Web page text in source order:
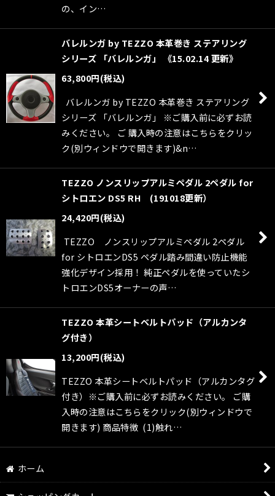
の、イン…
バレルンガ by TEZZO 本革巻き ステアリング
シリーズ 「バレルンガ」 《15.02.14 更新》
63,800円(税込)
バレルンガ by TEZZO 本革巻き ステアリング
シリーズ 「バレルンガ」 ※ご購入前に必ずお読
みください。 ご 購入時の注意はこちらをクリッ
ク(別ウィンドウで開きます)&n…
TEZZO ノンスリップアルミペダル 2ペダル for
シトロエン DS5 RH (191018更新）
24,420円(税込)
TEZZO ノンスリップアルミペダル 2ペダル
for シトロエンDS5 ペダル踏み間違い防止機能
強化デザイン採用！ 純正ペダルを使っていたシ
トロエンDS5オーナーの声…
TEZZO 本革シートベルトパッド（アルカンタ
グ付き）
13,200円(税込)
TEZZO 本革シートベルトパッド（アルカンタグ
付き）※ご購入前に必ずお読みください。 ご購
入時の注意はこちらをクリック(別ウィンドウで
開きます) 商品特徴 (1)触れ…
ホーム